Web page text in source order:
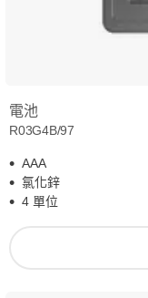
電池
R03G4B/97
AAA
氯化鋅
4 單位